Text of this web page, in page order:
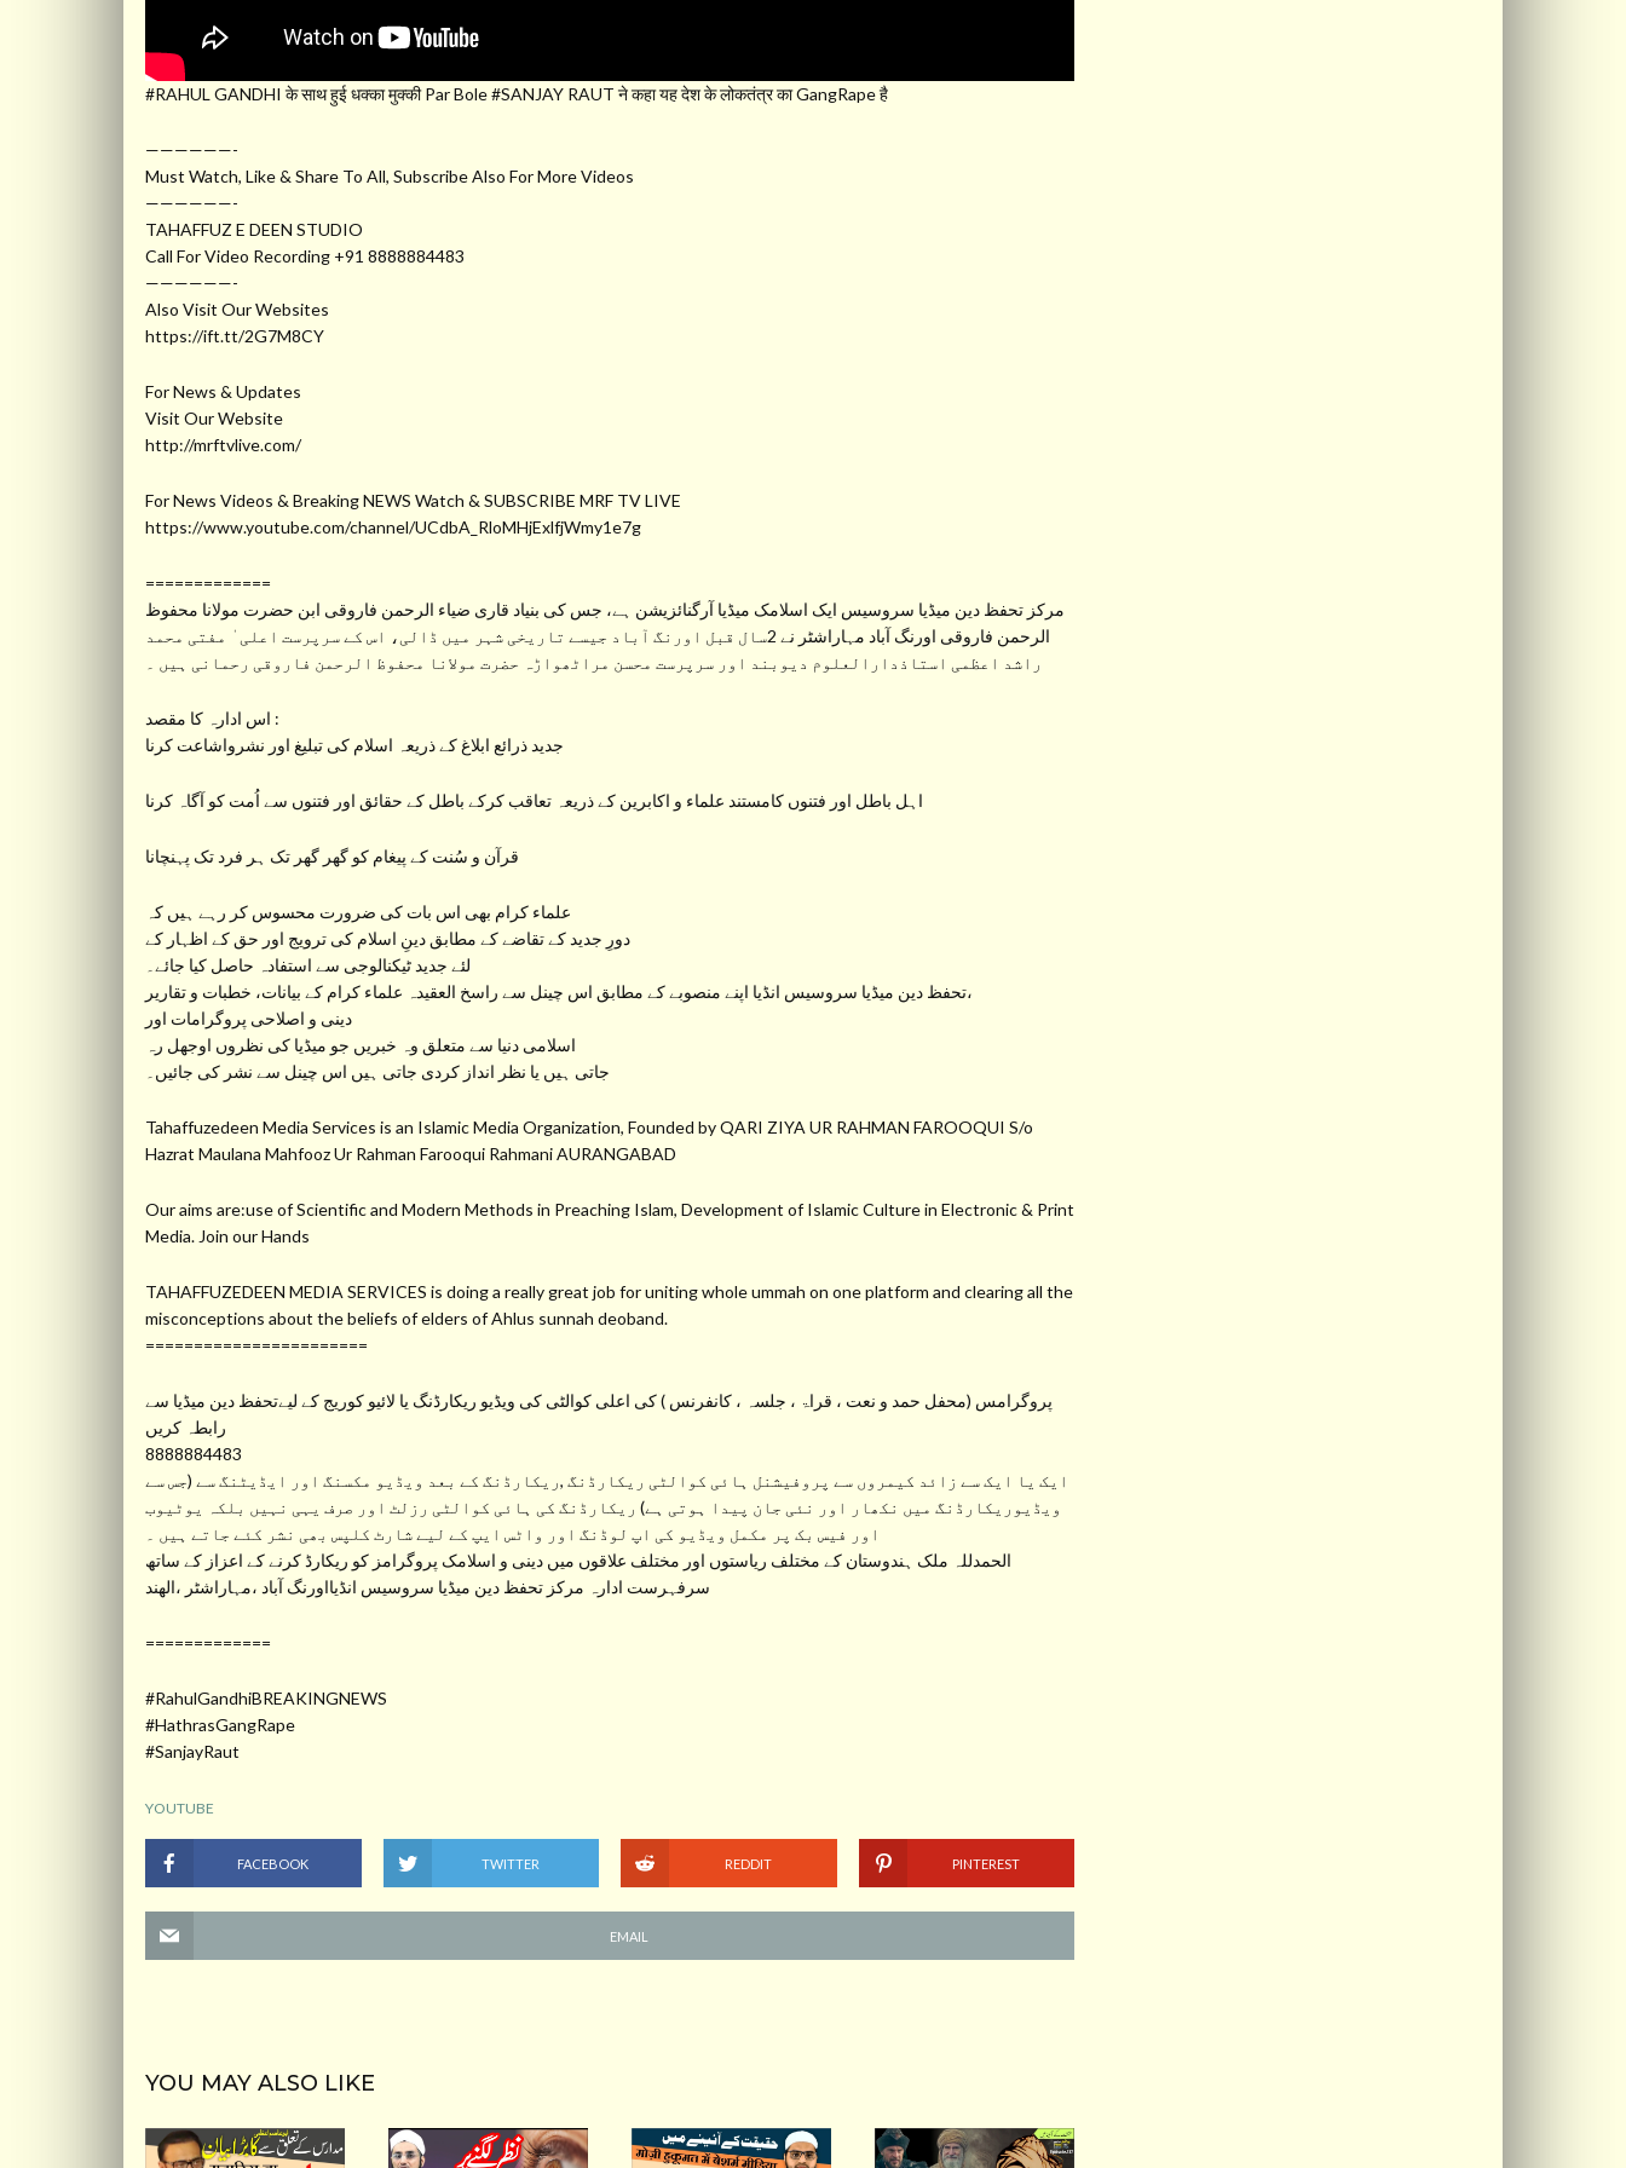
#RAHUL GANDHI के साथ हुई धक्का मुक्की Par Bole #SANJAY RAUT ने कहा यह देश के लोकतंत्र का GangRape है
——————-
Must Watch, Like & Share To All, Subscribe Also For More Videos
——————-
TAHAFFUZ E DEEN STUDIO
Call For Video Recording +91 8888884483
——————-
Also Visit Our Websites
https://ift.tt/2G7M8CY
For News & Updates
Visit Our Website
http://mrftvlive.com/
For News Videos & Breaking NEWS Watch & SUBSCRIBE MRF TV LIVE
https://www.youtube.com/channel/UCdbA_RloMHjExlfjWmy1e7g
=============
مرکز تحفظ دین میڈیا سروسیس ایک اسلامک میڈیا آرگنائزیشن ہے، جس کی بنیاد قاری ضیاء الرحمن فاروقی ابن حضرت مولانا محفوظ
الرحمن فاروقی اورنگ آباد مہاراشٹر نے 2سال قبل اورنگ آباد جیسے تاریخی شہر میں ڈالی، اس کے سرپرست اعلی ٰ مفتی محمد
راشد اعظمی استاذدارالعلوم دیوبند اور سرپرست محسن مراٹھواڑہ حضرت مولانا محفوظ الرحمن فاروقی رحمانی ہیں ۔
اس ادارہ کا مقصد :
جدید ذرائع ابلاغ کے ذریعہ اسلام کی تبلیغ اور نشرواشاعت کرنا
اہل باطل اور فتنوں کامستند علماء و اکابرین کے ذریعہ تعاقب کرکے باطل کے حقائق اور فتنوں سے اُمت کو آگاہ کرنا
قرآن و سُنت کے پیغام کو گھر گھر تک ہر فرد تک پہنچانا
علماء کرام بھی اس بات کی ضرورت محسوس کر رہے ہیں کہ
دورِ جدید کے تقاضے کے مطابق دینِ اسلام کی ترویج اور حق کے اظہار کے
لئے جدید ٹیکنالوجی سے استفادہ حاصل کیا جائے۔
تحفظ دین میڈیا سروسیس انڈیا اپنے منصوبے کے مطابق اس چینل سے راسخ العقیدہ علماء کرام کے بیانات، خطبات و تقاریر،
دینی و اصلاحی پروگرامات اور
اسلامی دنیا سے متعلق وہ خبریں جو میڈیا کی نظروں اوجھل رہ
جاتی ہیں یا نظر انداز کردی جاتی ہیں اس چینل سے نشر کی جائیں۔
Tahaffuzedeen Media Services is an Islamic Media Organization, Founded by QARI ZIYA UR RAHMAN FAROOQUI S/o
Hazrat Maulana Mahfooz Ur Rahman Farooqui Rahmani AURANGABAD
Our aims are:use of Scientific and Modern Methods in Preaching Islam, Development of Islamic Culture in Electronic & Print
Media. Join our Hands
TAHAFFUZEDEEN MEDIA SERVICES is doing a really great job for uniting whole ummah on one platform and clearing all the
misconceptions about the beliefs of elders of Ahlus sunnah deoband.
=======================
پروگرامس (محفل حمد و نعت ، قراۃ ، جلسہ ، کانفرنس ) کی اعلی کوالٹی کی ویڈیو ریکارڈنگ یا لائیو کوریج کے لیےتحفظ دین میڈیا سے
رابطہ کریں
8888884483
ایک یا ایک سے زائد کیمروں سے پروفیشنل ہائی کوالٹی ریکارڈنگ ,ریکارڈنگ کے بعد ویڈیو مکسنگ اور ایڈیٹنگ سے (جس سے
ویڈیوریکارڈنگ میں نکھار اور نئی جان پیدا ہوتی ہے) ریکارڈنگ کی ہائی کوالٹی رزلٹ اور صرف یہی نہیں بلکہ یوٹیوب
اور فیس بک پر مکمل ویڈیو کی اپ لوڈنگ اور واٹس ایپ کے لیے شارٹ کلپس بھی نشر کئے جاتے ہیں ۔
الحمدللہ ملک ہندوستان کے مختلف ریاستوں اور مختلف علاقوں میں دینی و اسلامک پروگرامز کو ریکارڈ کرنے کے اعزاز کے ساتھ
سرفہرست ادارہ مرکز تحفظ دین میڈیا سروسیس انڈیااورنگ آباد ،مہاراشٹر ،الھند
=============
#RahulGandhiBREAKINGNEWS
#HathrasGangRape
#SanjayRaut
YOUTUBE
FACEBOOK TWITTER REDDIT PINTEREST
EMAIL
YOU MAY ALSO LIKE